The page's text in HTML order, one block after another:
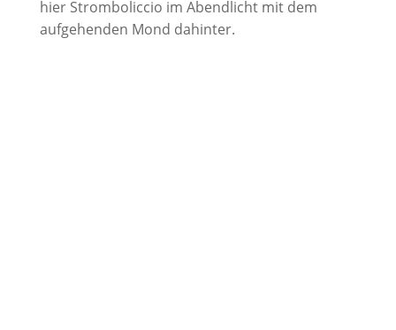
hier Stromboliccio im Abendlicht mit dem
aufgehenden Mond dahinter.